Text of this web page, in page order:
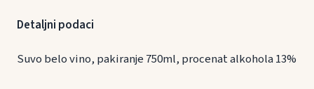
Detaljni podaci
Suvo belo vino, pakiranje 750ml, procenat alkohola 13%